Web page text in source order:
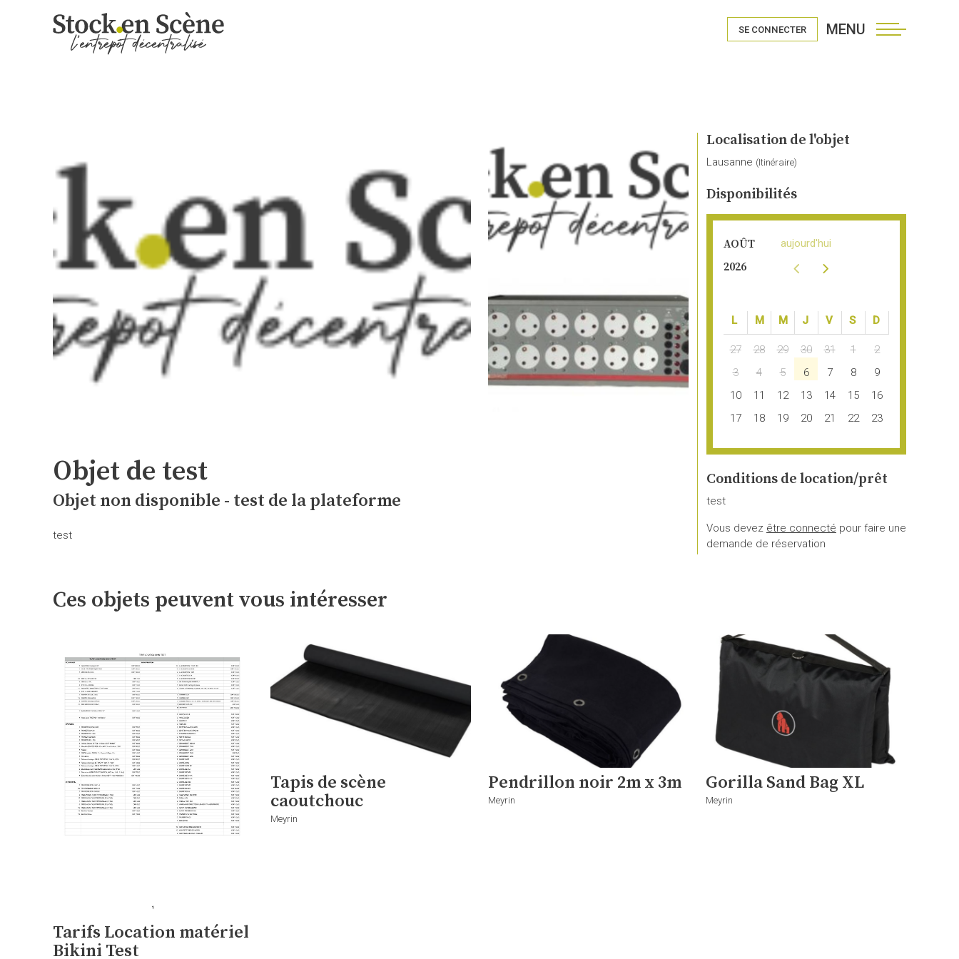
SE CONNECTER MENU
Objet de test
Objet non disponible - test de la plateforme
test
Localisation de l'objet
Lausanne (Itinéraire)
Disponibilités
AOÛT
2026
aujourd'hui
27 28 29 30 31 1
2
3
4 5 6 7 8
9
10
11 12 13 14 15
16
17
18 19 20 21 22
23
Conditions de location/prêt
test
Vous devez être connecté pour faire une
demande de réservation
Ces objets peuvent vous intéresser
Tarifs Location matériel
Bikini Test
Tapis de scène
caoutchouc
Meyrin
Pendrillon noir 2m x 3m
Meyrin
Gorilla Sand Bag XL
Meyrin